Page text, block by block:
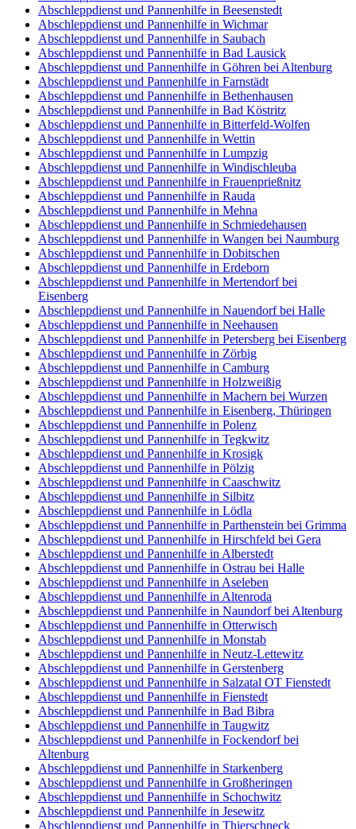
Abschleppdienst und Pannenhilfe in Beesenstedt
Abschleppdienst und Pannenhilfe in Wichmar
Abschleppdienst und Pannenhilfe in Saubach
Abschleppdienst und Pannenhilfe in Bad Lausick
Abschleppdienst und Pannenhilfe in Göhren bei Altenburg
Abschleppdienst und Pannenhilfe in Farnstädt
Abschleppdienst und Pannenhilfe in Bethenhausen
Abschleppdienst und Pannenhilfe in Bad Köstritz
Abschleppdienst und Pannenhilfe in Bitterfeld-Wolfen
Abschleppdienst und Pannenhilfe in Wettin
Abschleppdienst und Pannenhilfe in Lumpzig
Abschleppdienst und Pannenhilfe in Windischleuba
Abschleppdienst und Pannenhilfe in Frauenprießnitz
Abschleppdienst und Pannenhilfe in Rauda
Abschleppdienst und Pannenhilfe in Mehna
Abschleppdienst und Pannenhilfe in Schmiedehausen
Abschleppdienst und Pannenhilfe in Wangen bei Naumburg
Abschleppdienst und Pannenhilfe in Dobitschen
Abschleppdienst und Pannenhilfe in Erdeborn
Abschleppdienst und Pannenhilfe in Mertendorf bei
Eisenberg
Abschleppdienst und Pannenhilfe in Nauendorf bei Halle
Abschleppdienst und Pannenhilfe in Neehausen
Abschleppdienst und Pannenhilfe in Petersberg bei Eisenberg
Abschleppdienst und Pannenhilfe in Zörbig
Abschleppdienst und Pannenhilfe in Camburg
Abschleppdienst und Pannenhilfe in Holzweißig
Abschleppdienst und Pannenhilfe in Machern bei Wurzen
Abschleppdienst und Pannenhilfe in Eisenberg, Thüringen
Abschleppdienst und Pannenhilfe in Polenz
Abschleppdienst und Pannenhilfe in Tegkwitz
Abschleppdienst und Pannenhilfe in Krosigk
Abschleppdienst und Pannenhilfe in Pölzig
Abschleppdienst und Pannenhilfe in Caaschwitz
Abschleppdienst und Pannenhilfe in Silbitz
Abschleppdienst und Pannenhilfe in Lödla
Abschleppdienst und Pannenhilfe in Parthenstein bei Grimma
Abschleppdienst und Pannenhilfe in Hirschfeld bei Gera
Abschleppdienst und Pannenhilfe in Alberstedt
Abschleppdienst und Pannenhilfe in Ostrau bei Halle
Abschleppdienst und Pannenhilfe in Aseleben
Abschleppdienst und Pannenhilfe in Altenroda
Abschleppdienst und Pannenhilfe in Naundorf bei Altenburg
Abschleppdienst und Pannenhilfe in Otterwisch
Abschleppdienst und Pannenhilfe in Monstab
Abschleppdienst und Pannenhilfe in Neutz-Lettewitz
Abschleppdienst und Pannenhilfe in Gerstenberg
Abschleppdienst und Pannenhilfe in Salzatal OT Fienstedt
Abschleppdienst und Pannenhilfe in Fienstedt
Abschleppdienst und Pannenhilfe in Bad Bibra
Abschleppdienst und Pannenhilfe in Taugwitz
Abschleppdienst und Pannenhilfe in Fockendorf bei
Altenburg
Abschleppdienst und Pannenhilfe in Starkenberg
Abschleppdienst und Pannenhilfe in Großheringen
Abschleppdienst und Pannenhilfe in Schochwitz
Abschleppdienst und Pannenhilfe in Jesewitz
Abschleppdienst und Pannenhilfe in Thierschneck